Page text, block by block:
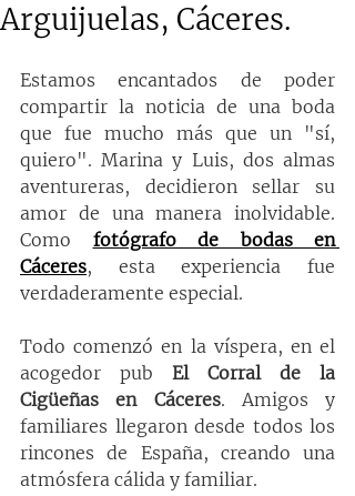
Arguijuelas, Cáceres.
Estamos encantados de poder
compartir la noticia de una boda
que fue mucho más que un "sí,
quiero". Marina y Luis, dos almas
aventureras, decidieron sellar su
amor de una manera inolvidable.
Como fotógrafo de bodas en
Cáceres, esta experiencia fue
verdaderamente especial.
Todo comenzó en la víspera, en el
acogedor pub El Corral de la
Cigüeñas en Cáceres. Amigos y
familiares llegaron desde todos los
rincones de España, creando una
atmósfera cálida y familiar.